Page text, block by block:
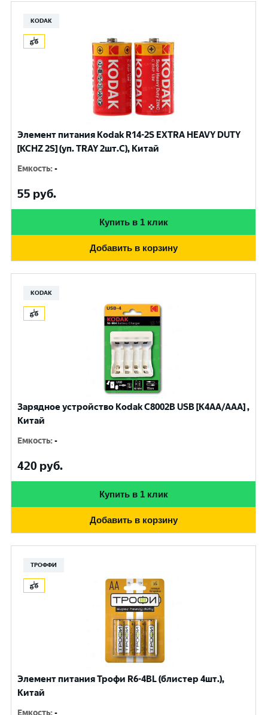
KODAK
Элемент питания Kodak R14-2S EXTRA HEAVY DUTY
[KCHZ 2S] (уп. TRAY 2шт.C), Китай
Емкость:-
55 руб.
Купить в 1 клик
Добавить в корзину
KODAK
Зарядное устройство Kodak С8002B USB [K4AA/AAA] ,
Китай
Емкость:-
420 руб.
Купить в 1 клик
Добавить в корзину
ТРОФФИ
Элемент питания Трофи R6-4BL (блистер 4шт.),
Китай
Емкость:-